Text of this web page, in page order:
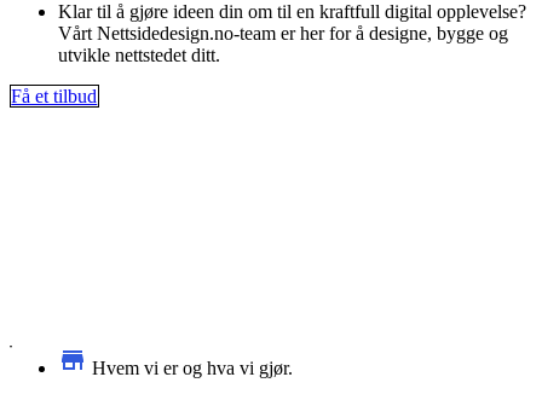
Klar til å gjøre ideen din om til en kraftfull digital opplevelse?
Vårt Nettsidedesign.no-team er her for å designe, bygge og
utvikle nettstedet ditt.
Få et tilbud
Hvem vi er og hva vi gjør.